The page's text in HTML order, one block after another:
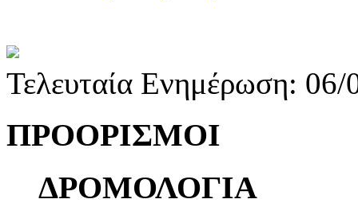
Τελευταία Ενημέρωση:
ΠΡΟΟΡΙΣΜΟΙ
ΔΡΟΜΟΛΟΓΙΑ